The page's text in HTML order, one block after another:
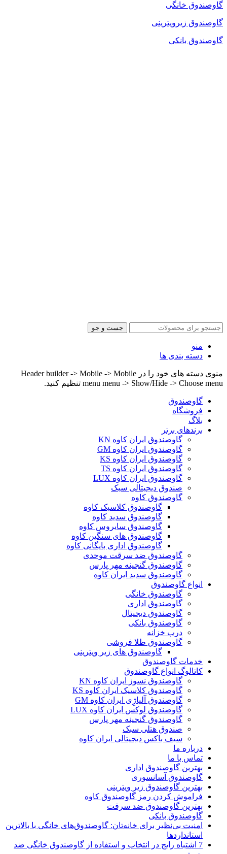
گاوصندوق خانگی
گاوصندوق زیرویترینی
گاوصندوق بانکی
جست و جو
منو
دسته بندی ها
منوی دسته های خود را در Header builder -> Mobile -> Mobile
menu menu -> Show/Hide -> Choose menu تنظیم کنید.
گاوصندوق
فروشگاه
بلاگ
برندهای برتر
گاوصندوق ایران کاوه KN
گاوصندوق ایران کاوه GM
گاوصندوق ایران کاوه KS
گاوصندوق ایران کاوه TS
گاوصندوق ایران کاوه LUX
صندوق دیجیتالی سبک
گاوصندوق کاوه
گاوصندوق کلاسیک کاوه
گاوصندوق سدید کاوه
گاوصندوق سایروس کاوه
گاوصندوق های سنگین کاوه
گاوصندوق اداری بایگانی کاوه
گاوصندوق ضد سرقت موحدی
گاوصندوق گنجینه مهر پارس
گاوصندوق سدید ایران کاوه
انواع گاوصندوق
گاوصندوق خانگی
گاوصندوق اداری
گاوصندوق دیجیتال
گاوصندوق بانکی
درب خزانه
گاوصندوق طلا فروشی
گاوصندوق های زیر ویترینی
خدمات گاوصندوق
کاتالوگ انواع گاوصندوق
گاوصندوق نسوز ایران کاوه KN
گاوصندوق کلاسیک ایران کاوه KS
گاوصندوق آلیاژِی ایران کاوه GM
گاوصندوق لوکس ایران کاوه LUX
گاوصندوق گنجینه مهر پارس
صندوق هتلی سبک
سیف باکس دیجیتالی ایران کاوه
درباره ما
تماس با ما
بهترین گاوصندوق اداری
گاوصندوق آسانسوری
بهترین گاوصندوق زیر ویترینی
فراموش کردن رمز گاوصندوق کاوه
بهترین گاوصندوق ضد سرقت
گاوصندوق بانکی
امنیت بی‌نظیر برای خانه‌تان: گاوصندوق‌های خانگی با بالاترین
استانداردها
7 اشتباه رایج در انتخاب و استفاده از گاوصندوق خانگی ضد